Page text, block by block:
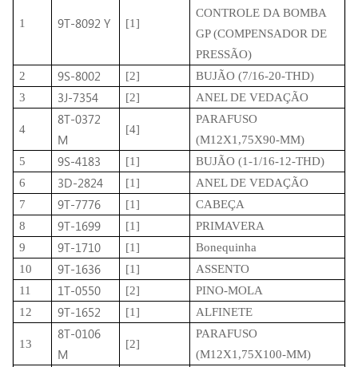
1 9T-8092 Y [1]
CONTROLE DA BOMBA
GP (COMPENSADOR DE
PRESSÃO)
2
9S-8002 [2]
BUJÃO (7/16-20-THD)
3
3J-7354 [2] ANEL DE VEDAÇÃO
4
8T-0372
M
[4]
PARAFUSO
(M12X1,75X90-MM)
5
9S-4183 [1]
BUJÃO (1-1/16-12-THD)
6
3D-2824 [1]
ANEL DE VEDAÇÃO
7
9T-7776 [1]
CABEÇA
8
9T-1699 [1]
PRIMAVERA
9
9T-1710 [1]
Bonequinha
10
9T-1636 [1]
ASSENTO
11
1T-0550 [2]
PINO-MOLA
12
9T-1652 [1] ALFINETE
13
8T-0106
M
[2]
PARAFUSO
(M12X1,75X100-MM)